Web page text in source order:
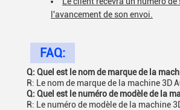
l'avancement de son envoi.
FAQ:
Q: Quel est le nom de marque de la
R: Le nom de marque de la machine 3D
Q: Quel est le numéro de modèle de la
R: Le numéro de modèle de la machine